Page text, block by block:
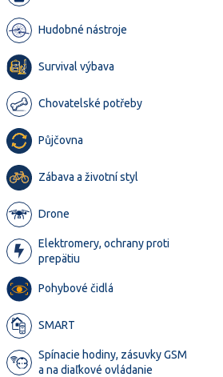
Hudobné nástroje
Survival výbava
Chovatelské potřeby
Půjčovna
Zábava a životní styl
Drone
Elektromery, ochrany proti
prepätiu
Pohybové čidlá
SMART
Spínacie hodiny, zásuvky GSM
a na diaľkové ovládanie